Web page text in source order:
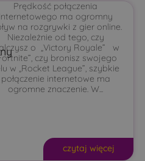
Prędkość połączenia
internetowego ma ogromny
na rozgrywki z gier online.
Niezależnie od tego, czy
o „Victory Royale” w
czy bronisz swojego
w „Rocket League”, szybkie
połączenie internetowe ma
ogromne znaczenie. W...
czytaj więcej